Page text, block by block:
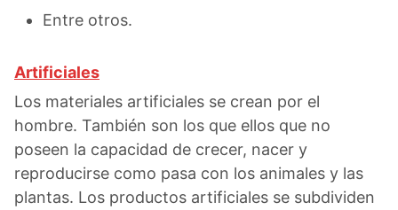
Entre otros.
Artificiales
Los materiales artificiales se crean por el
hombre. También son los que ellos que no
poseen la capacidad de crecer, nacer y
reproducirse como pasa con los animales y las
plantas. Los productos artificiales se subdividen